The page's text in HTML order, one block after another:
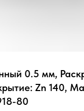
0.5 мм,
Zn 140,
80